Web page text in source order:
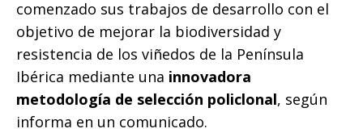
comenzado sus trabajos de desarrollo con el
objetivo de mejorar la biodiversidad y
resistencia de los viñedos de la Península
Ibérica mediante una innovadora
metodología de selección policlonal, según
informa en un comunicado.